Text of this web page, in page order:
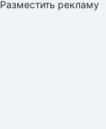
Разместить рекламу